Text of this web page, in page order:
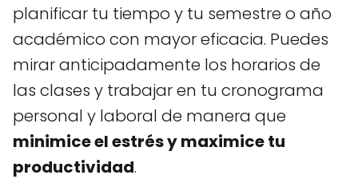
planificar tu tiempo y tu semestre o año
académico con mayor eficacia. Puedes
mirar anticipadamente los horarios de
las clases y trabajar en tu cronograma
personal y laboral de manera que
minimice el estrés y maximice tu
productividad.